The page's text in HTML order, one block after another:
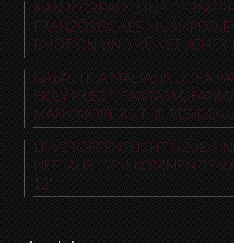
ILAN MOREAU: „UNE
FRANZÖSISCHES
EMOTION UND KÜNSTLICHER
GALACTICA MALTA: INDORA
HOLY PRIEST, FANTASM,
MANY MORE AS THE
LP VERÖFFENTLICHT NEUE
LIFE“ AUS DEM KOMMENDEN
12“